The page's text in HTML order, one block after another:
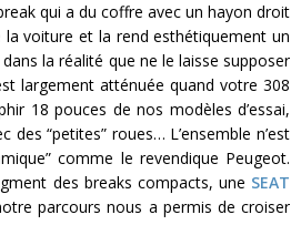
qui a du coffre avec un hayon droit
voiture et la rend esthétiquement un
la réalité que ne le laisse supposer
largement atténuée quand votre 308
18 pouces de nos modèles d’essai,
des “petites” roues… L’ensemble n’est
comme le revendique Peugeot.
des breaks compacts, une SEAT
parcours nous a permis de croiser